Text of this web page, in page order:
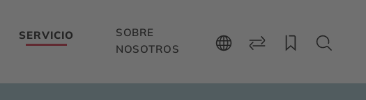
SERVICIO
SOBRE
NOSOTROS